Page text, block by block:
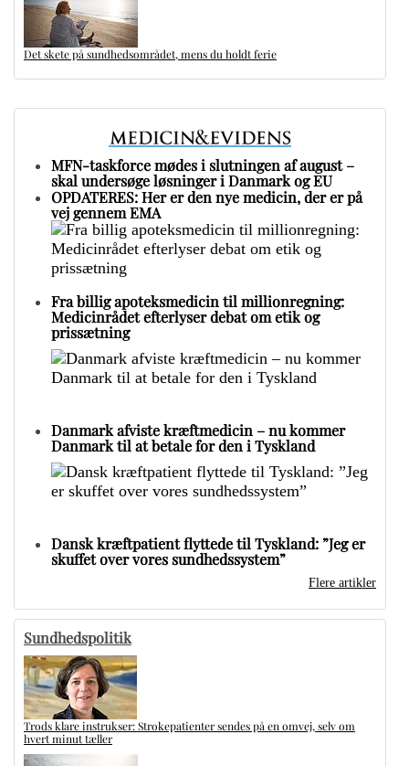
Det skete på sundhedsområdet, mens du holdt ferie
MFN-taskforce mødes i slutningen af august –
skal undersøge løsninger i Danmark og EU
OPDATERES: Her er den nye medicin, der er på
vej gennem EMA
Fra billig apoteksmedicin til millionregning:
Medicinrådet efterlyser debat om etik og
prissætning
Danmark afviste kræftmedicin – nu kommer
Danmark til at betale for den i Tyskland
Dansk kræftpatient flyttede til Tyskland: ”Jeg er
skuffet over vores sundhedssystem”
Flere artikler
Sundhedspolitik
Trods klare instrukser: Strokepatienter sendes på en omvej, selv om
hvert minut tæller